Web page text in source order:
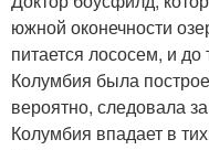
южной оконечности
питается лососем, и до
Колумбия была
вероятно, следовала
Колумбия впадает в